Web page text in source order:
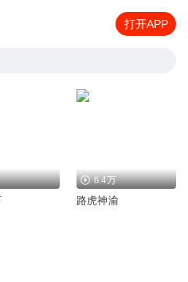
打开APP
6.4万
路虎神渝